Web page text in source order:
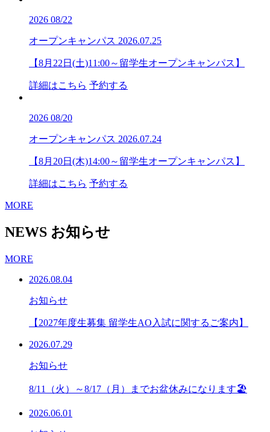
2026 08/22
オープンキャンパス 2026.07.25
【8月22日(土)11:00～留学生オープンキャンパス】
詳細はこちら 予約する
2026 08/20
オープンキャンパス 2026.07.24
【8月20日(木)14:00～留学生オープンキャンパス】
詳細はこちら 予約する
MORE
NEWS お知らせ
MORE
2026.08.04
お知らせ
【2027年度生募集 留学生AO入試に関するご案内】
2026.07.29
お知らせ
8/11（火）～8/17（月）までお盆休みになります🏖
2026.06.01